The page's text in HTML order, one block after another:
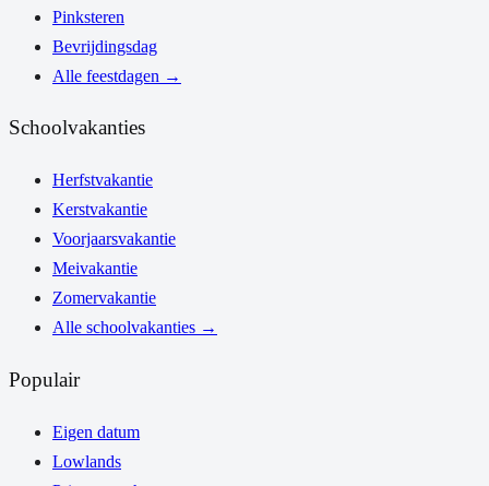
Pinksteren
Bevrijdingsdag
Alle feestdagen →
Schoolvakanties
Herfstvakantie
Kerstvakantie
Voorjaarsvakantie
Meivakantie
Zomervakantie
Alle schoolvakanties →
Populair
Eigen datum
Lowlands